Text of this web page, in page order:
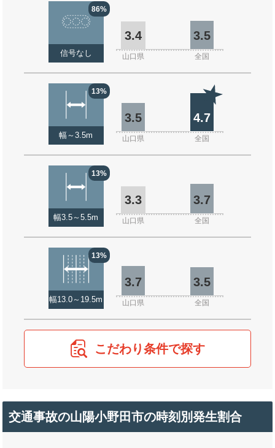
86%
信号なし
3.4 3.5
山口県 全国
13%
幅～3.5m
3.5 4.7
山口県 全国
13%
幅3.5～5.5m
3.3 3.7
山口県 全国
13%
幅13.0～19.5m
3.7 3.5
山口県 全国
こだわり条件で探す
交通事故の山陽小野田市の時刻別発生割合